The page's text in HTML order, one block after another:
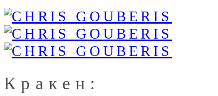
Кракен: